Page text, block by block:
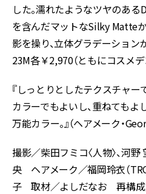
した。濡れたようなツヤのあ
を含んだマットなSilky Matte
影を操り、立体グラデーションが
23M各￥2,970（ともにコスメデ
『しっとりとしたテクスチャー
カラーでもよいし、重ねてもよ
万能カラー。』（ヘアメーク・
撮影／柴田フミコ〈人物〉、河野
央 ヘアメーク／福岡玲衣（
子 取材／よしだなお 再構成